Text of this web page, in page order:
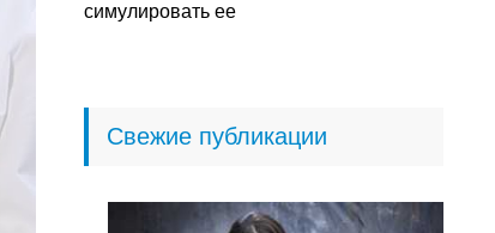
симулировать ее
Свежие публикации